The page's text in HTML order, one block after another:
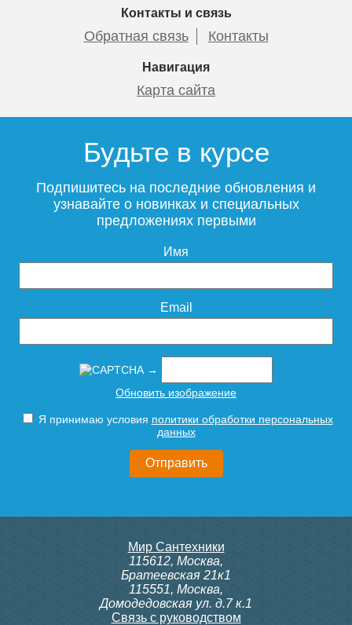
Контакты и связь
Обратная связь Контакты
Навигация
Карта сайта
Будьте в курсе
Подпишитесь на последние обновления и
узнавайте о новинках и специальных
предложениях первыми
Имя
Email
→
Обновить изображение
Я принимаю условия политики обработки персональных
данных
Мир Сантехники
115612, Москва,
Братеевская 21к1
115551, Москва,
Домодедовская ул. д.7 к.1
Связь с руководством